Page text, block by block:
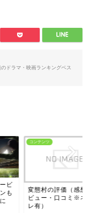
ドラマ・映画ランキングベス
ビ
も
コンテンツ
変態村の評価（感想
ビュー・口コミ※ネ
レ有）